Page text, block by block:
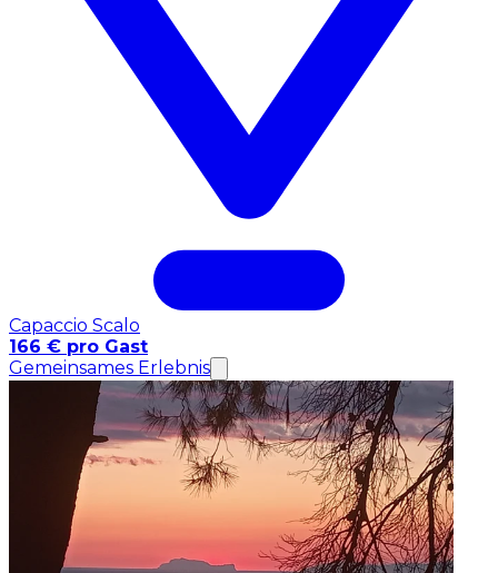
Capaccio Scalo
166 € pro Gast
Gemeinsames Erlebnis